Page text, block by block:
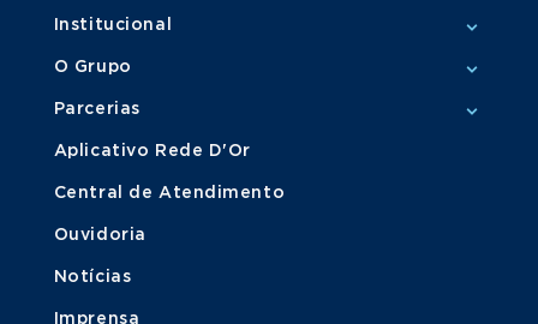
Institucional
O Grupo
Parcerias
Aplicativo Rede D'Or
Central de Atendimento
Ouvidoria
Notícias
Imprensa